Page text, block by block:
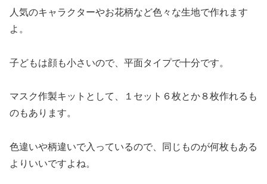
人気のキャラクターやお花柄など色々な生地で作れます
よ。
子どもは顔も小さいので、平面タイプで十分です。
マスク作製キットとして、１セット６枚とか８枚作れるも
のもあります。
色違いや柄違いで入っているので、同じものが何枚もある
よりいいですよね。